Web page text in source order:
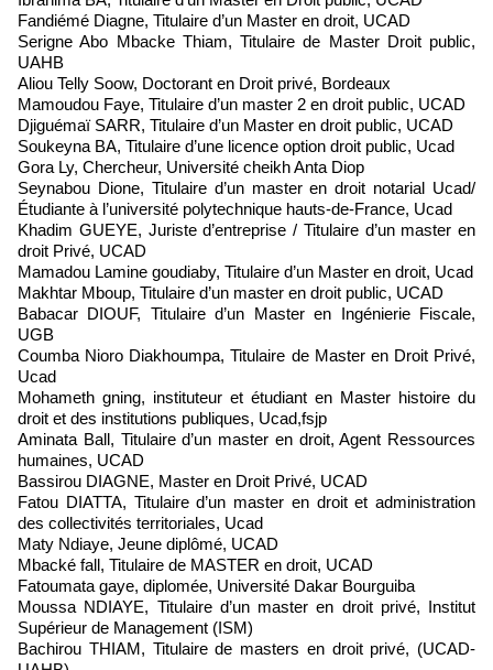
Fandiémé Diagne, Titulaire d’un Master en droit, UCAD
Serigne Abo Mbacke Thiam, Titulaire de Master Droit public,
UAHB
Aliou Telly Soow, Doctorant en Droit privé, Bordeaux
Mamoudou Faye, Titulaire d’un master 2 en droit public, UCAD
Djiguémaï SARR, Titulaire d’un Master en droit public, UCAD
Soukeyna BA, Titulaire d’une licence option droit public, Ucad
Gora Ly, Chercheur, Université cheikh Anta Diop
Seynabou Dione, Titulaire d’un master en droit notarial Ucad/
Étudiante à l’université polytechnique hauts-de-France, Ucad
Khadim GUEYE, Juriste d’entreprise / Titulaire d’un master en
droit Privé, UCAD
Mamadou Lamine goudiaby, Titulaire d’un Master en droit, Ucad
Makhtar Mboup, Titulaire d’un master en droit public, UCAD
Babacar DIOUF, Titulaire d’un Master en Ingénierie Fiscale,
UGB
Coumba Nioro Diakhoumpa, Titulaire de Master en Droit Privé,
Ucad
Mohameth gning, instituteur et étudiant en Master histoire du
droit et des institutions publiques, Ucad,fsjp
Aminata Ball, Titulaire d’un master en droit, Agent Ressources
humaines, UCAD
Bassirou DIAGNE, Master en Droit Privé, UCAD
Fatou DIATTA, Titulaire d’un master en droit et administration
des collectivités territoriales, Ucad
Maty Ndiaye, Jeune diplômé, UCAD
Mbacké fall, Titulaire de MASTER en droit, UCAD
Fatoumata gaye, diplomée, Université Dakar Bourguiba
Moussa NDIAYE, Titulaire d’un master en droit privé, Institut
Supérieur de Management (ISM)
Bachirou THIAM, Titulaire de masters en droit privé, (UCAD-